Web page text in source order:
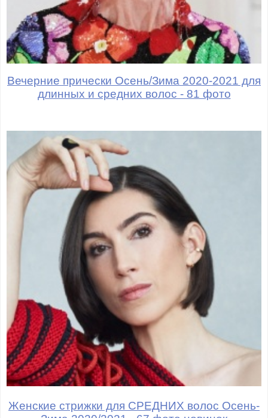
Вечерние прически Осень/Зима 2020-2021 для
длинных и средних волос - 81 фото
Женские стрижки для СРЕДНИХ волос Осень-